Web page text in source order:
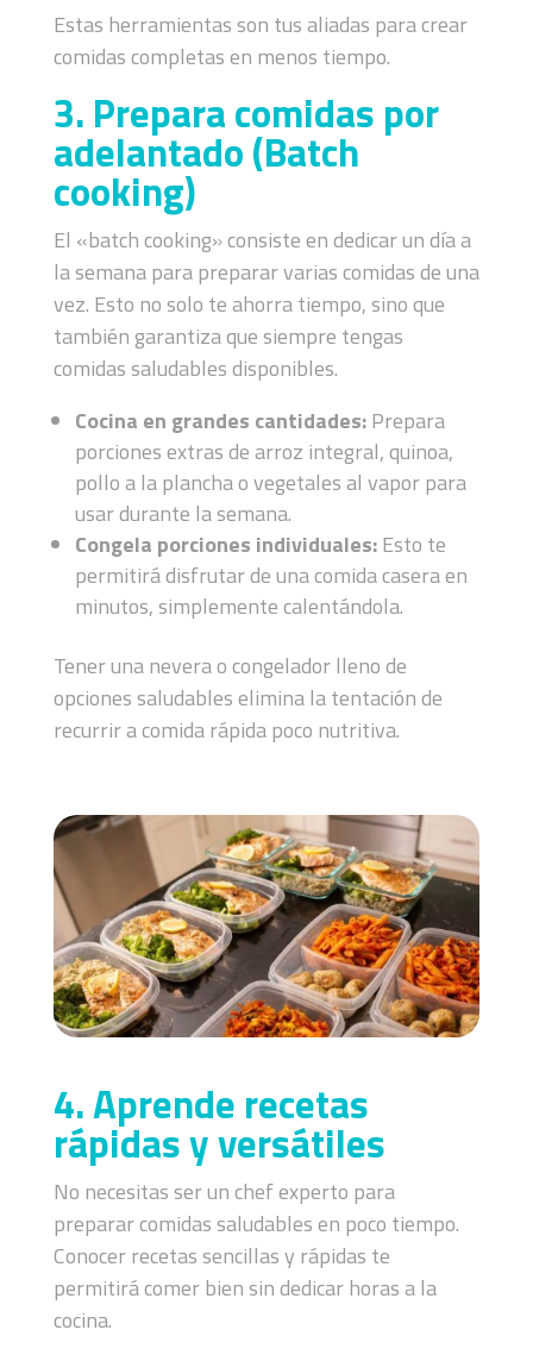
Estas herramientas son tus aliadas para crear
comidas completas en menos tiempo.
3. Prepara comidas por
adelantado (Batch
cooking)
El «batch cooking» consiste en dedicar un día a
la semana para preparar varias comidas de una
vez. Esto no solo te ahorra tiempo, sino que
también garantiza que siempre tengas
comidas saludables disponibles.
Cocina en grandes cantidades:Prepara
porciones extras de arroz integral, quinoa,
pollo a la plancha o vegetales al vapor para
usar durante la semana.
Congela porciones individuales:Esto te
permitirá disfrutar de una comida casera en
minutos, simplemente calentándola.
Tener una nevera o congelador lleno de
opciones saludables elimina la tentación de
recurrir a comida rápida poco nutritiva.
4. Aprende recetas
rápidas y versátiles
No necesitas ser un chef experto para
preparar comidas saludables en poco tiempo.
Conocer recetas sencillas y rápidas te
permitirá comer bien sin dedicar horas a la
cocina.